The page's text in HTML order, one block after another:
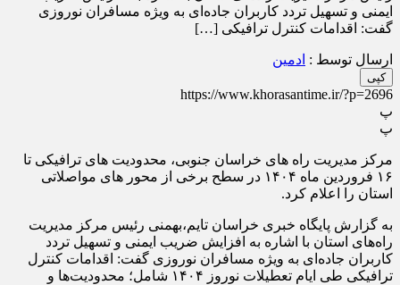
ایمنی و تسهیل تردد کاربران جاده‌ای به ویژه مسافران نوروزی
گفت: اقدامات کنترل ترافیکی […]
ارسال توسط : ادمین
کپی
https://www.khorasantime.ir/?p=2696
پ
پ
مرکز مدیریت راه های خراسان جنوبی، محدودیت های ترافیکی تا
۱۶ فروردین ماه ۱۴۰۴ در سطح برخی از محور های مواصلاتی
استان را اعلام کرد.
به گزارش پایگاه خبری خراسان تایم،بهمنی رئیس مرکز مدیریت
راه‌های استان با اشاره به افزایش ضریب ایمنی و تسهیل تردد
کاربران جاده‌ای به ویژه مسافران نوروزی گفت: اقدامات کنترل
ترافیکی طی ایام تعطیلات نوروز ۱۴۰۴ شامل؛ محدودیت‌ها و